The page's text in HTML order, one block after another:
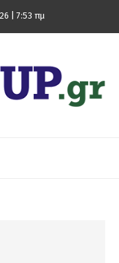
| 7:53 πμ